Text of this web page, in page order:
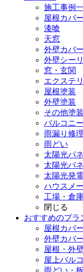
施工事例
屋根カバ
漆喰
天窓
外壁カバ
外壁シー
窓・玄関
エクステ
屋根塗装
外壁塗装
その他塗装
バルコニ
雨漏り修理
雨どい
太陽光パ
太陽光パ
太陽光発
ハウスメ
工場・倉
閉じる
おすすめのプラ
屋根カバ
外壁カバ
屋根・外
屋上バル
雨どい・